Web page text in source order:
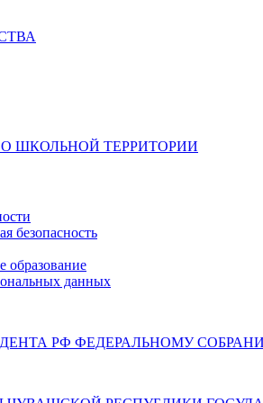
ШКОЛЬНОЙ ТЕРРИТОРИИ
безопасность
образование
данных
РФ ФЕДЕРАЛЬНОМУ